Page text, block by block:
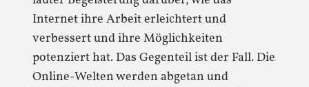
Internet ihre Arbeit erleichtert und
verbessert und ihre Möglichkeiten
potenziert hat. Das Gegenteil ist der Fall. Die
Online-Welten werden abgetan und